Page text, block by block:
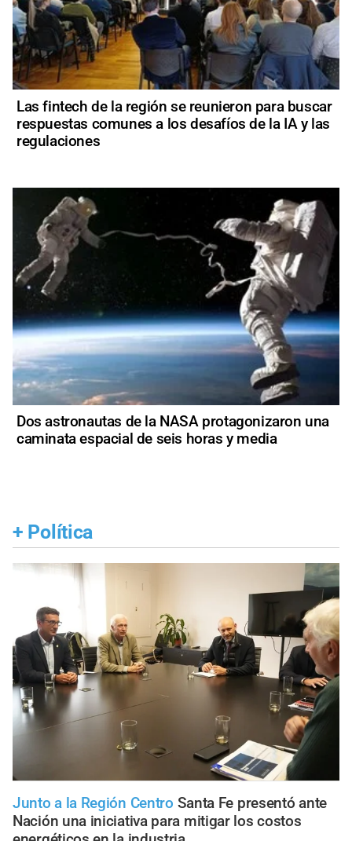
Las fintech de la región se reunieron para buscar
respuestas comunes a los desafíos de la IA y las
regulaciones
Dos astronautas de la NASA protagonizaron una
caminata espacial de seis horas y media
+ Política
Junto a la Región Centro Santa Fe presentó ante
Nación una iniciativa para mitigar los costos